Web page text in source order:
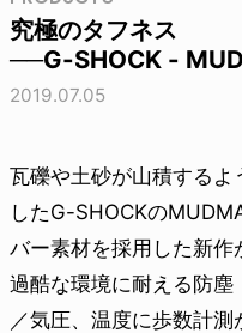
究極のタフネス
──G-SHOCK -
2019.07.05
瓦礫や土砂が山積するよ
したG-SHOCKの
バー素材を採用した新作
過酷な環境に耐える防
／気圧、温度に歩数計